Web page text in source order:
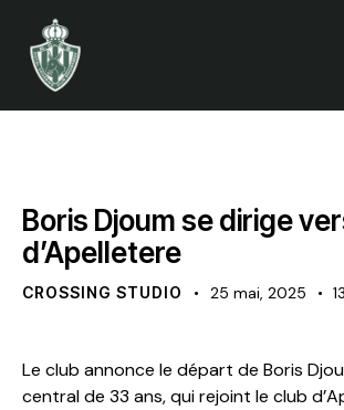
Boris Djoum se dirige
d’Apelletere
CROSSING STUDIO 25 mai, 2025 13
Le club annonce le départ de Boris
central de 33 ans, qui rejoint le club